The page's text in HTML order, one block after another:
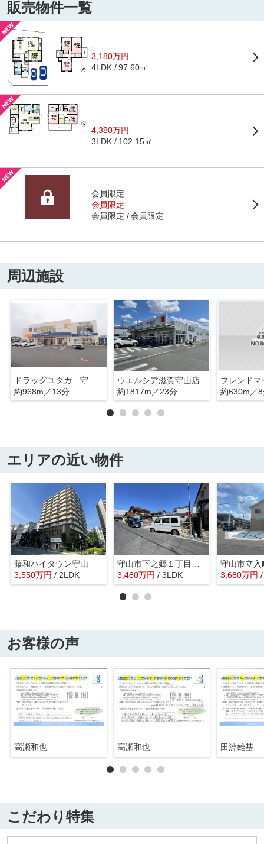
販売物件一覧
-
3,180万円
4LDK 97.60㎡
-
4,380万円
3LDK 102.15㎡
会員限定
会員限定
会員限定
会員限定
周辺施設
ドラッグユタカ 守山播磨田店
約968m／13分
ウエルシア滋賀守山店
約1817m／23分
フレンド
約630m／
エリアの近い物件
藤和ハイタウン守山
3,550万円 / 2LDK
3,480万円 / 3LDK
守山市立入
3,680万円
お客様の声
高瀬和也 高瀬和也 田淵雄基
こだわり特集